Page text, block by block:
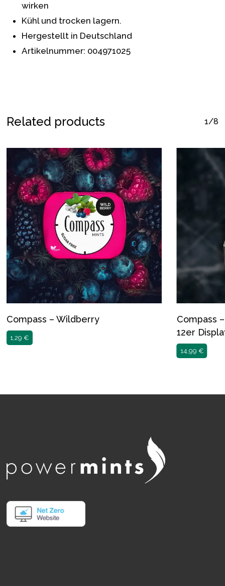
wirken
Kühl und trocken lagern.
Hergestellt in Deutschland
Artikelnummer: 004971025
Related products 1/8
Compass – Wildberry
1,29€
Compass
12er
14,99 €